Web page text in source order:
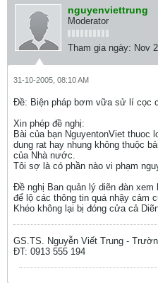
nguyenviettrung
Moderator
Tham gia ngày: Nov
31-10-2005, 08:10 AM
Ðề: Biện pháp bơm vữa sử lí cọc
Xin phép đề nghị:
Bài của bạn NguyentonViet thuoc
dung rat hay nhung không thuộc
của Nhà nước.
Tôi sợ là có phần nào vi phạm
Đề nghị Ban quản lý diẽn đàn
để lộ các thông tin quá nhậy cảm
Khéo không lại bị đóng cửa cả
GS.TS. Nguyễn Viết Trung -
ĐT: 0913 555 194